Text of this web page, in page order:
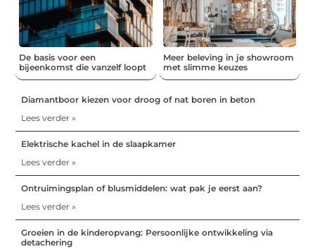
De basis voor een
bijeenkomst die vanzelf loopt
Meer beleving in je showroom
met slimme keuzes
Diamantboor kiezen voor droog of nat boren in beton
Lees verder »
Elektrische kachel in de slaapkamer
Lees verder »
Ontruimingsplan of blusmiddelen: wat pak je eerst aan?
Lees verder »
Groeien in de kinderopvang: Persoonlijke ontwikkeling via
detachering